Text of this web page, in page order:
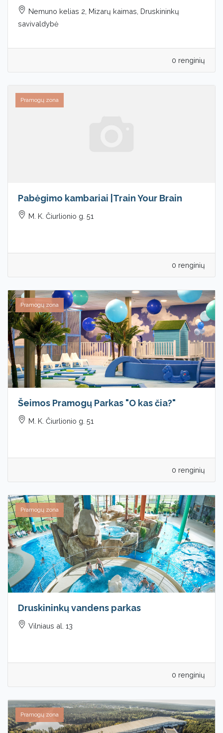
Nemuno kelias 2, Mizarų kaimas, Druskininkų
savivaldybė
0 renginių
Pramogų zona
Pabėgimo kambariai |Train Your Brain
M. K. Čiurlionio g. 51
0 renginių
Pramogų zona
Šeimos Pramogų Parkas "O kas čia?"
M. K. Čiurlionio g. 51
0 renginių
Pramogų zona
Druskininkų vandens parkas
Vilniaus al. 13
0 renginių
Pramogų zona